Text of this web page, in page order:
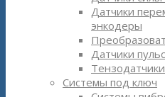
Датчики
энкодеры
Датчики
Тензодатчики
Системы под ключ